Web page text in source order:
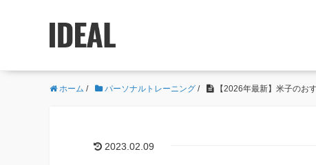
ホーム / パーソナルトレーニング / 【2026年最新】米子のお
2023.02.09